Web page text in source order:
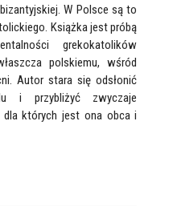
W Polsce są to
Książka jest próbą
grekokatolików
polskiemu, wśród
Autor stara się odsłonić
i przybliżyć zwyczaje
których jest ona obca i